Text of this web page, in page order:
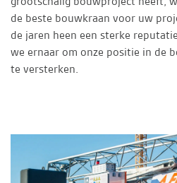
de beste bouwkraan voor uw
de jaren heen een sterke
we ernaar om onze positie in de
te versterken.